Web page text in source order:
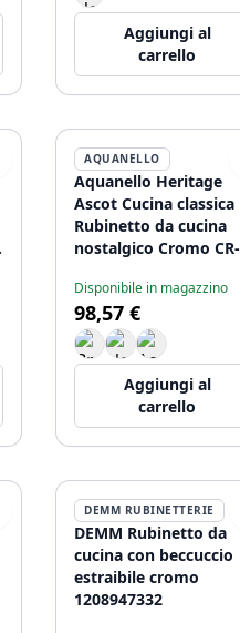
Aggiungi al
carrello
AQUANELLO
Aquanello Heritage
Ascot Cucina classica
Rubinetto da cucina
nostalgico Cromo CR-
Disponibile in magazzino
98,57 €
Aggiungi al
carrello
DEMM RUBINETTERIE
DEMM Rubinetto da
cucina con beccuccio
estraibile cromo
1208947332